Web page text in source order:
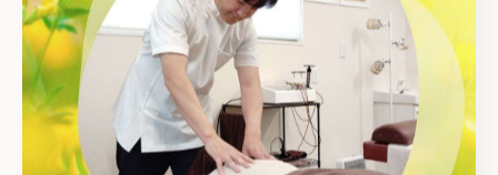
がスッキリした」といった声も多く、即効性と持続性の
両面で高い満足度が得られています。
ただし、無理な力を加える施術や自己流の矯正は逆効果
となる場合があるため、経験豊富な施術者のもとで安全
に受けることが大切です。定期的なボディメンテナンス